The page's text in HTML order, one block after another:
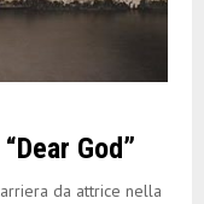
God”
da attrice nella